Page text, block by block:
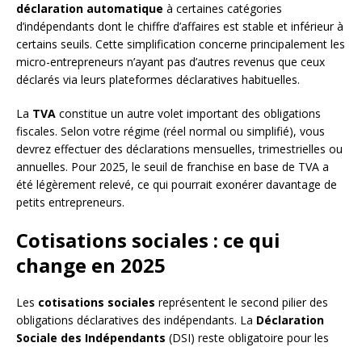
déclaration automatique à certaines catégories
d’indépendants dont le chiffre d’affaires est stable et inférieur à
certains seuils. Cette simplification concerne principalement les
micro-entrepreneurs n’ayant pas d’autres revenus que ceux
déclarés via leurs plateformes déclaratives habituelles.
La TVA constitue un autre volet important des obligations
fiscales. Selon votre régime (réel normal ou simplifié), vous
devrez effectuer des déclarations mensuelles, trimestrielles ou
annuelles. Pour 2025, le seuil de franchise en base de TVA a
été légèrement relevé, ce qui pourrait exonérer davantage de
petits entrepreneurs.
Cotisations sociales : ce qui
change en 2025
Les cotisations sociales représentent le second pilier des
obligations déclaratives des indépendants. La Déclaration
Sociale des Indépendants (DSI) reste obligatoire pour les